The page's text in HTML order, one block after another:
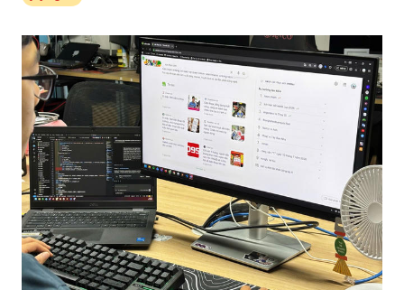
Bản tin tổng hợp 16/07: "Thủ tục hành chính số",